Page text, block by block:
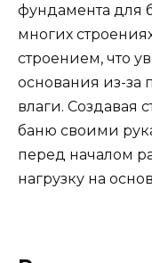
фундамента для
многих
строением, что
основания из-за
влаги. Создавая
баню своими
перед началом
нагрузку на